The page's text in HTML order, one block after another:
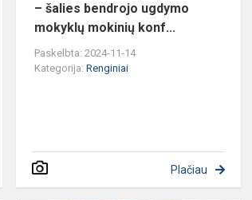
– šalies bendrojo ugdymo
mokyklų mokinių konf...
Paskelbta: 2024-11-14
Kategorija:Renginiai
Plačiau